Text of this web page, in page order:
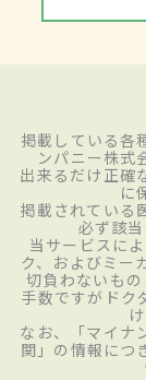
掲載している各
ンパニー株式
出来るだけ正確
に
掲載されている
必ず該
当サービスに
ク、およびミー
切負わないも
手数ですがドク
なお、「マイナ
関」の情報につ